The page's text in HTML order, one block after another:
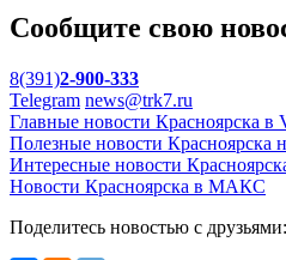
Сообщите свою
8(391)2-900-333
Telegram news@trk7.ru
Главные новости Красноярска в
Полезные новости Красноярска
Интересные новости
Новости Красноярска в МАКС
Поделитесь новостью с друзьями: